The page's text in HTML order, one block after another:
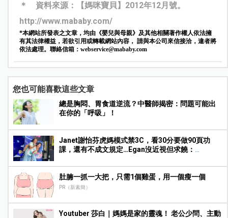
＊ 資料來源：【媽咪寶貝】2012年12月號。
http://www.mababy.com/
*本網站所發表之文章，均由《嬰兒與母親》及其他相關著作權人依法擁
有其法律權益，若欲引用或轉載網站內容， 請與本公司來信接洽，違者將
依法處理。聯絡信箱： webservice@mababy.com
您也可能喜歡這些文章
總是胸悶、胃食道逆流？中醫師揭密：問題可能出
在你的「呼吸」！
Janet謝怡芬虎媽模式禁3C，看30分要做90頁功
課，還有不成文規定…Egan沒近視但求饒：
肚腩一抓一大把，只需1個雞蛋，用一個瘦一個
PR（新素簡）
Youtuber 莎白｜媽媽是家的靈魂！ 老公少問、主動